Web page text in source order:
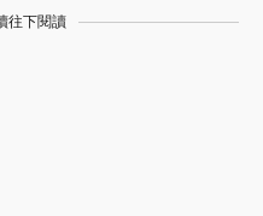
往下閱讀